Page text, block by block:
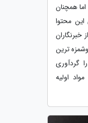
همچنان
محتوا
خبرنگاران
ترین
گردآوری
اولیه